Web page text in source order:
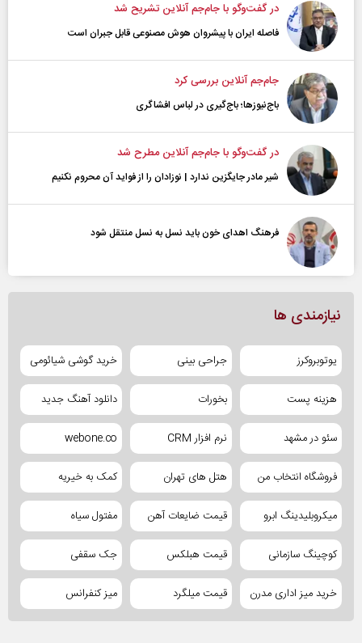
در گفت‌و‌گو با جام‌جم آنلاین تشریح شد
فاصله ایران با پیشرو‌ان هوش مصنوعی قابل جبران است
جام‌جم آنلاین بررسی کرد
باج‌نیوزها؛ باج‌گیری در لباس افشاگری
در گفت‌و‌گو با جام‌جم آنلاین مطرح شد
شیر مادر جایگزین ندارد | نوزادان را از فواید آن محروم نکنیم
فرهنگ اهدای خون باید نسل به نسل منتقل شود
نیازمندی ها
یوتوبروکرز جراحی بینی خرید گوشی شیائومی
هزینه پست بخورات دانلود آهنگ جدید
سئو در مشهد نرم افزار CRM webone.co
فروشگاه انتخاب من هتل های تهران کمک به خیریه
میکروبلیدینگ ابرو قیمت ضایعات آهن مفتول سیاه
کوچینگ سازمانی قیمت هبلکس جک سقفی
خرید میز اداری مدرن قیمت میلگرد میز کنفرانس